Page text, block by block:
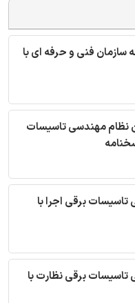
سازمان فنی و حرفه ای با
نظام مهندسی تاسیسات
برقی اجرا با
تاسیسات برقی نظارت با